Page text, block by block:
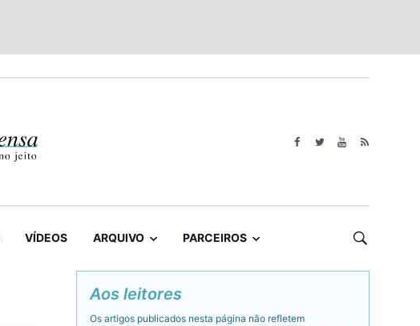
VÍDEOS ARQUIVO PARCEIROS
Aos leitores
Os artigos publicados nesta página não refletem